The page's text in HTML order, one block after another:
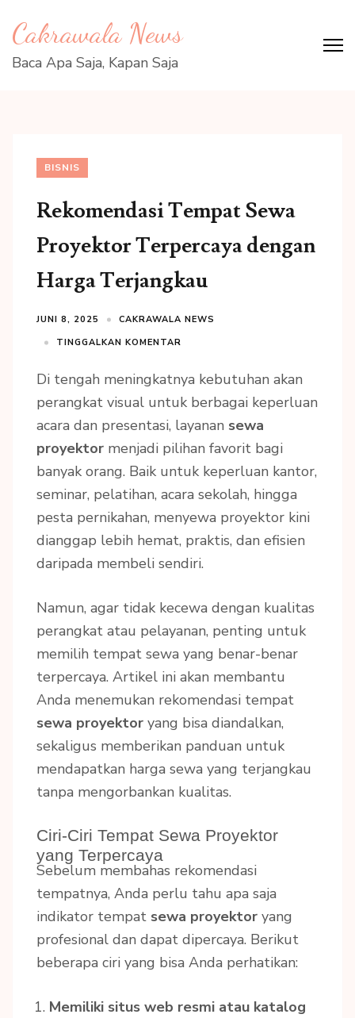
ke
konten
Cakrawala News
Baca Apa Saja, Kapan Saja
BISNIS
Rekomendasi Tempat Sewa
Proyektor Terpercaya dengan
Harga Terjangkau
JUNI 8, 2025
CAKRAWALA NEWS
TINGGALKAN KOMENTAR
Di tengah meningkatnya kebutuhan akan
perangkat visual untuk berbagai keperluan
acara dan presentasi, layanan sewa
proyektor menjadi pilihan favorit bagi
banyak orang. Baik untuk keperluan kantor,
seminar, pelatihan, acara sekolah, hingga
pesta pernikahan, menyewa proyektor kini
dianggap lebih hemat, praktis, dan efisien
daripada membeli sendiri.
Namun, agar tidak kecewa dengan kualitas
perangkat atau pelayanan, penting untuk
memilih tempat sewa yang benar-benar
terpercaya. Artikel ini akan membantu
Anda menemukan rekomendasi tempat
sewa proyektor yang bisa diandalkan,
sekaligus memberikan panduan untuk
mendapatkan harga sewa yang terjangkau
tanpa mengorbankan kualitas.
Ciri-Ciri Tempat Sewa Proyektor
yang Terpercaya
Sebelum membahas rekomendasi
tempatnya, Anda perlu tahu apa saja
indikator tempat sewa proyektor yang
profesional dan dapat dipercaya. Berikut
beberapa ciri yang bisa Anda perhatikan:
Memiliki situs web resmi atau katalog